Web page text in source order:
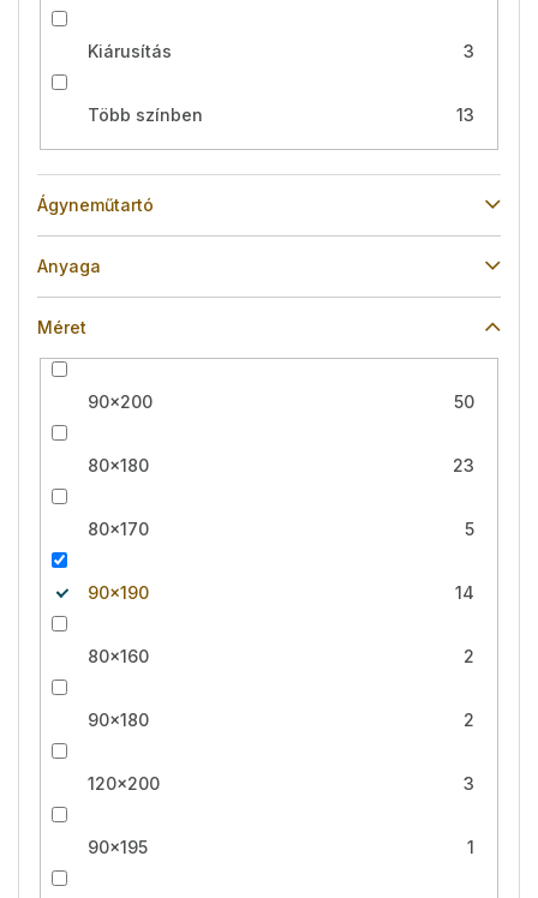
Kiárusítás 3
Több színben 13
Ágyneműtartó
Anyaga
Méret
90x200 50
80x180 23
80x170 5
90x190 14
80x160 2
90x180 2
120x200 3
90x195 1